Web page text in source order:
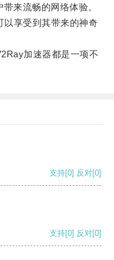
来流畅的网络体验。
享受到其带来的神奇
加速器都是一项不
支持[0] 反对[0]
支持[0] 反对[0]